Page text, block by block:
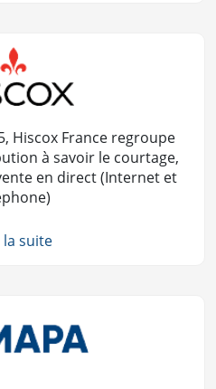
Hiscox France regroupe
à savoir le courtage,
en direct (Internet et
la suite